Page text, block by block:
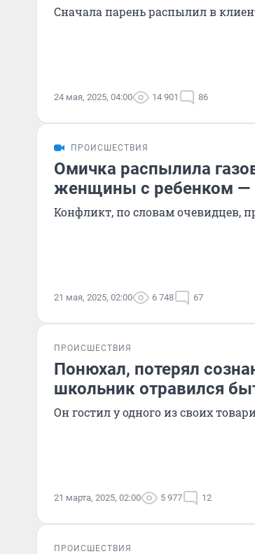
Сначала парень распылил в
24 мая, 2025, 04:00 14 901 86
ПРОИСШЕСТВИЯ
Омичка распылила
женщины с ребенком —
Конфликт, по словам очевидцев,
21 мая, 2025, 02:00 6 748 67
ПРОИСШЕСТВИЯ
Понюхал, потерял
школьник отравился
Он гостил у одного из своих
21 марта, 2025, 02:00 5 977 12
ПРОИСШЕСТВИЯ